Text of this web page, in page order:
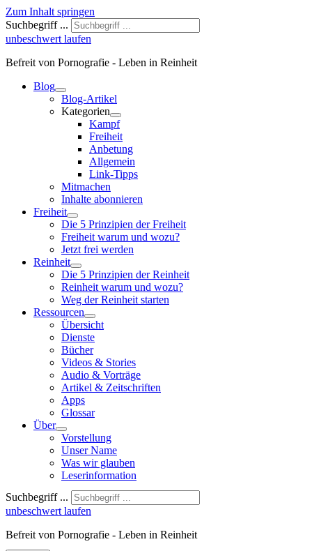
Zum Inhalt springen
Suchbegriff ...
unbeschwert laufen
Befreit von Pornografie - Leben in Reinheit
Blog
Blog-Artikel
Kategorien
Kampf
Freiheit
Anbetung
Allgemein
Link-Tipps
Mitmachen
Inhalte abonnieren
Freiheit
Die 5 Prinzipien der Freiheit
Freiheit warum und wozu?
Jetzt frei werden
Reinheit
Die 5 Prinzipien der Reinheit
Reinheit warum und wozu?
Weg der Reinheit starten
Ressourcen
Übersicht
Dienste
Bücher
Videos & Stories
Audio & Vorträge
Artikel & Zeitschriften
Apps
Glossar
Über
Vorstellung
Unser Name
Was wir glauben
Leser­infor­mation
Suchbegriff ...
unbeschwert laufen
Befreit von Pornografie - Leben in Reinheit